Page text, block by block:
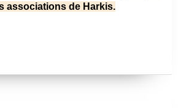
associations de Harkis.